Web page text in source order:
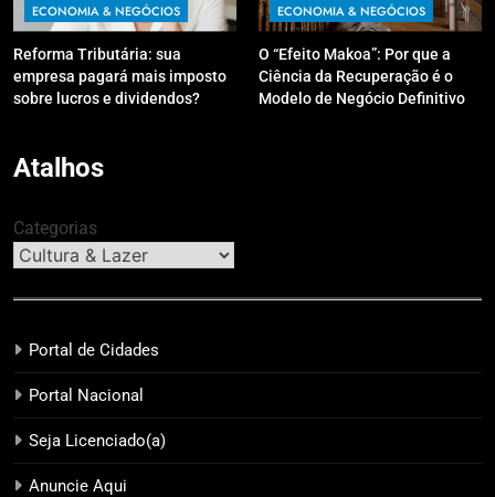
ECONOMIA & NEGÓCIOS
Reforma Tributária: sua
empresa pagará mais imposto
sobre lucros e dividendos?
ECONOMIA & NEGÓCIOS
O “Efeito Makoa”: Por que a
Ciência da Recuperação é o
Modelo de Negócio Definitivo
Atalhos
Categorias
Portal de Cidades
Portal Nacional
Seja Licenciado(a)
Anuncie Aqui